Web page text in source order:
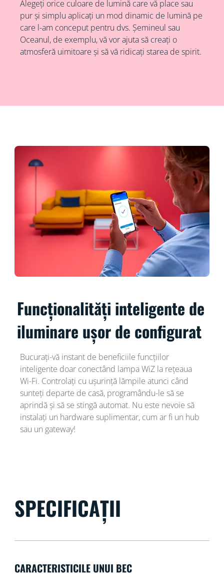
Alegeți orice culoare de lumină care vă place sau
pur și simplu aplicați un mod dinamic de lumină pe
care l-am conceput pentru dvs. Șemineul sau
Oceanul, de exemplu, vă vor ajuta să creați o
atmosferă uimitoare și să vă ridicați starea de spirit.
Funcționalități inteligente de
iluminare ușor de configurat
Bucurați-vă instant de beneficiile funcțiilor
inteligente doar conectând lampa WiZ la rețeaua
Wi-Fi. Controlați cu ușurință lămpile atunci când
sunteți departe de casă, programându-le să se
aprindă și să se stingă automat. Nu este nevoie să
instalați un hardware suplimentar, cum ar fi un hub
sau un gateway!
SPECIFICAȚII
CARACTERISTICILE UNUI BEC